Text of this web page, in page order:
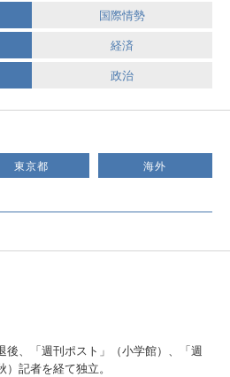
国際情勢
経済
政治
東京都 海外
後、「週刊ポスト」（小学館）、「週
記者を経て独立。